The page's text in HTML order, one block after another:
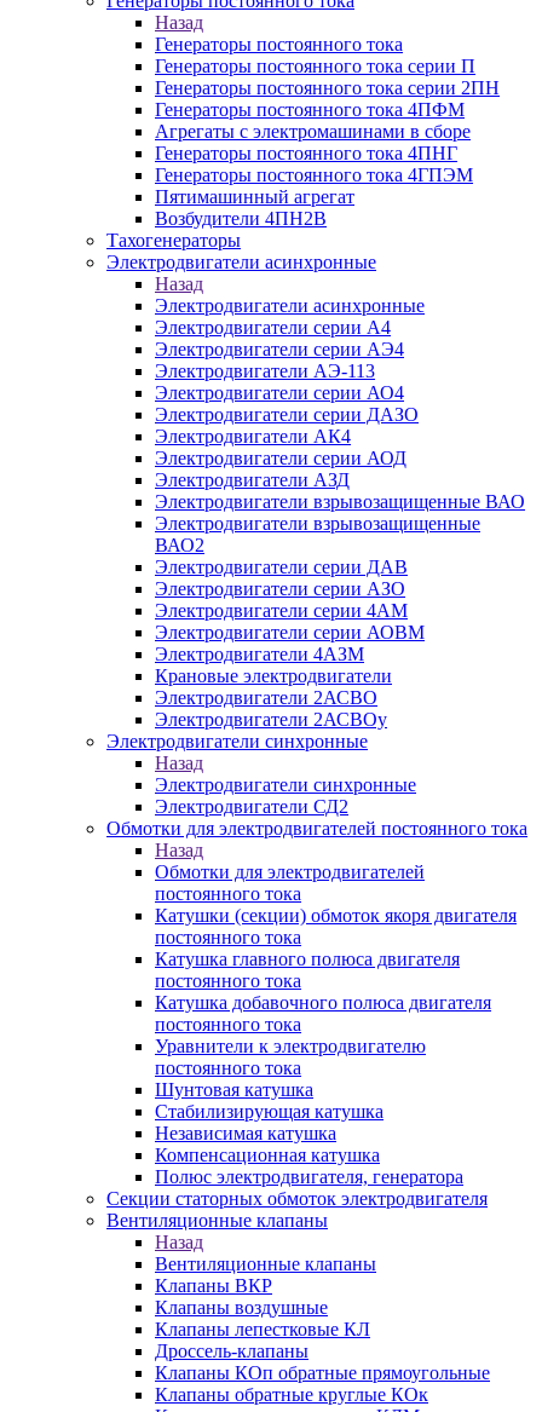
Назад
Генераторы постоянного тока
Генераторы постоянного тока серии П
Генераторы постоянного тока серии 2ПН
Генераторы постоянного тока 4ПФМ
Агрегаты с электромашинами в сборе
Генераторы постоянного тока 4ПНГ
Генераторы постоянного тока 4ГПЭМ
Пятимашинный агрегат
Возбудители 4ПН2В
Тахогенераторы
Электродвигатели асинхронные
Назад
Электродвигатели асинхронные
Электродвигатели серии А4
Электродвигатели серии АЭ4
Электродвигатели АЭ-113
Электродвигатели серии АО4
Электродвигатели серии ДАЗО
Электродвигатели АК4
Электродвигатели серии АОД
Электродвигатели АЗД
Электродвигатели взрывозащищенные ВАО
Электродвигатели взрывозащищенные
ВАО2
Электродвигатели серии ДАВ
Электродвигатели серии АЗО
Электродвигатели серии 4АМ
Электродвигатели серии АОВМ
Электродвигатели 4АЗМ
Крановые электродвигатели
Электродвигатели 2АСВО
Электродвигатели 2АСВОу
Электродвигатели синхронные
Назад
Электродвигатели синхронные
Электродвигатели СД2
Обмотки для электродвигателей постоянного тока
Назад
Обмотки для электродвигателей
постоянного тока
Катушки (секции) обмоток якоря двигателя
постоянного тока
Катушка главного полюса двигателя
постоянного тока
Катушка добавочного полюса двигателя
постоянного тока
Уравнители к электродвигателю
постоянного тока
Шунтовая катушка
Стабилизирующая катушка
Независимая катушка
Компенсационная катушка
Полюс электродвигателя, генератора
Секции статорных обмоток электродвигателя
Вентиляционные клапаны
Назад
Вентиляционные клапаны
Клапаны ВКР
Клапаны воздушные
Клапаны лепестковые КЛ
Дроссель-клапаны
Клапаны КОп обратные прямоугольные
Клапаны обратные круглые КОк